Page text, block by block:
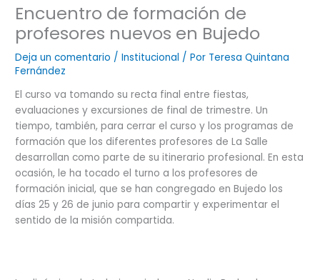
Encuentro de formación de
profesores nuevos en Bujedo
Deja un comentario /Institucional / Por Teresa Quintana
Fernández
El curso va tomando su recta final entre fiestas,
evaluaciones y excursiones de final de trimestre. Un
tiempo, también, para cerrar el curso y los programas de
formación que los diferentes profesores de La Salle
desarrollan como parte de su itinerario profesional. En esta
ocasión, le ha tocado el turno a los profesores de
formación inicial, que se han congregado en Bujedo los
días 25 y 26 de junio para compartir y experimentar el
sentido de la misión compartida.